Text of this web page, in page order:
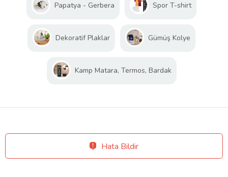
Papatya - Gerbera Spor T-shirt
Dekoratif Plaklar Gümüş Kolye
Kamp Matara, Termos, Bardak
Hata Bildir